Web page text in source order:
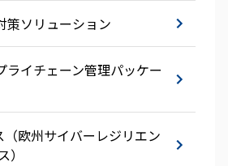
策ソリューション
ライチェーン管理パッケー
（欧州サイバーレジリエン